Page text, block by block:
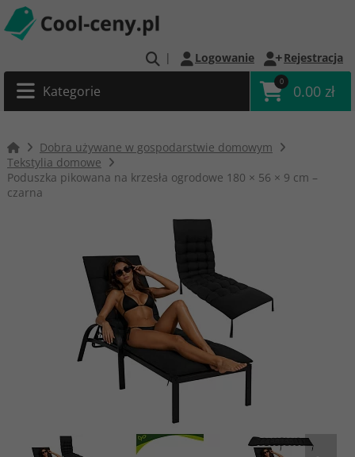
| Logowanie Rejestracja
Kategorie
0
0.00 zł
Dobra używane w gospodarstwie domowym
Tekstylia domowe
Poduszka pikowana na krzesła ogrodowe 180 × 56 × 9 cm –
czarna